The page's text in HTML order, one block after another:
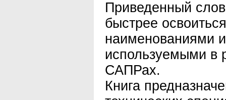
Приведенный
быстрее
наименованиями
используемыми в
САПРах.
Книга